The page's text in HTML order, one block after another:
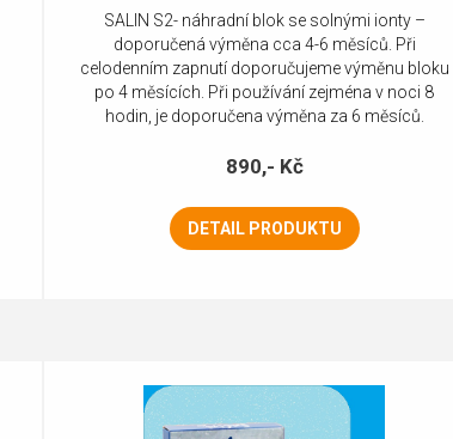
SALIN S2- náhradní blok se solnými ionty –
doporučená výměna cca 4-6 měsíců. Při
celodenním zapnutí doporučujeme výměnu bloku
po 4 měsících. Při používání zejména v noci 8
hodin, je doporučena výměna za 6 měsíců.
890,- Kč
DETAIL PRODUKTU